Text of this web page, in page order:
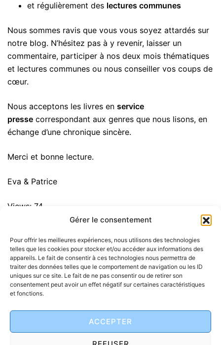
Gérer le consentement
Pour offrir les meilleures expériences, nous utilisons des technologies
telles que les cookies pour stocker et/ou accéder aux informations des
appareils. Le fait de consentir à ces technologies nous permettra de
traiter des données telles que le comportement de navigation ou les ID
uniques sur ce site. Le fait de ne pas consentir ou de retirer son
consentement peut avoir un effet négatif sur certaines caractéristiques
et fonctions.
ACCEPTER
et régulièrement des lectures communes
Nous sommes ravis que vous vous soyez attardés sur
notre blog. N’hésitez pas à y revenir, laisser un
commentaire, participer à nos deux mois thématiques
et lectures communes ou nous conseiller vos coups de
cœur.
Nous acceptons les livres en service
presse correspondant aux genres que nous lisons, en
échange d’une chronique sincère.
Merci et bonne lecture.
Eva & Patrice
Views: 74
Navigation
d’article Du même bois de Manon Fayolle
Coup de coeur de Christophe, de la librairie “Du